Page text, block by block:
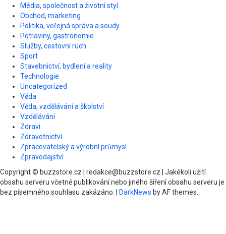
Média, společnost a životní styl
Obchod, marketing
Politika, veřejná správa a soudy
Potraviny, gastronomie
Služby, cestovní ruch
Sport
Stavebnictví, bydlení a reality
Technologie
Uncategorized
Věda
Věda, vzdělávání a školství
Vzdělávání
Zdraví
Zdravotnictví
Zpracovatelský a výrobní průmysl
Zpravodajství
Copyright © buzzstore.cz | redakce@buzzstore.cz | Jakékoli užití
obsahu serveru včetně publikování nebo jiného šíření obsahu serveru je
bez písemného souhlasu zakázáno. | DarkNews by AF themes.